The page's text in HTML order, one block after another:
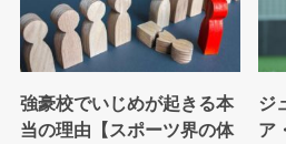
強豪校でいじめが起きる本
当の理由【スポーツ界の体
ジ
ア